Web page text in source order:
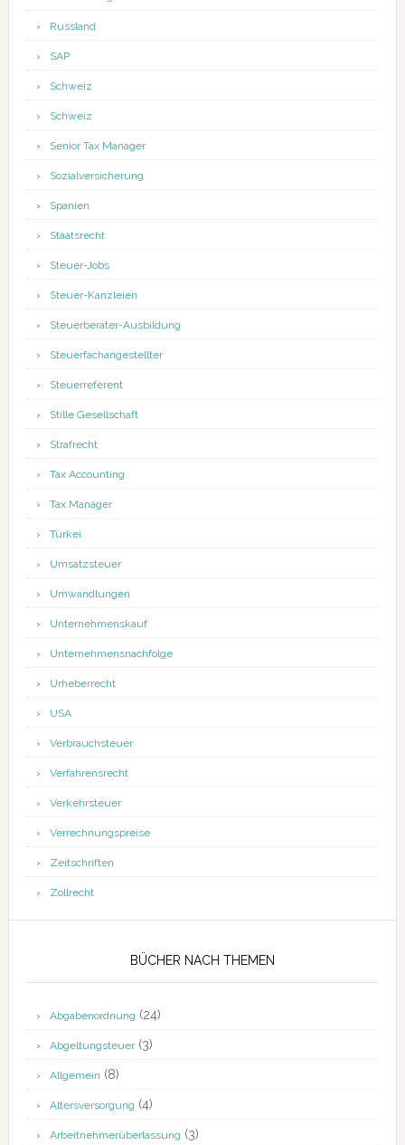
Russland
SAP
Schweiz
Schweiz
Senior Tax Manager
Sozialversicherung
Spanien
Staatsrecht
Steuer-Jobs
Steuer-Kanzleien
Steuerberater-Ausbildung
Steuerfachangestellter
Steuerreferent
Stille Gesellschaft
Strafrecht
Tax Accounting
Tax Manager
Türkei
Umsatzsteuer
Umwandlungen
Unternehmenskauf
Unternehmensnachfolge
Urheberrecht
USA
Verbrauchsteuer
Verfahrensrecht
Verkehrsteuer
Verrechnungspreise
Zeitschriften
Zollrecht
BÜCHER NACH THEMEN
Abgabenordnung (24)
Abgeltungsteuer(3)
Allgemein (8)
Altersversorgung (4)
Arbeitnehmerüberlassung (3)